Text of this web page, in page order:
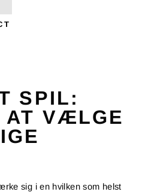
SPIL:
AT VÆLGE
sig i en hvilken som helst